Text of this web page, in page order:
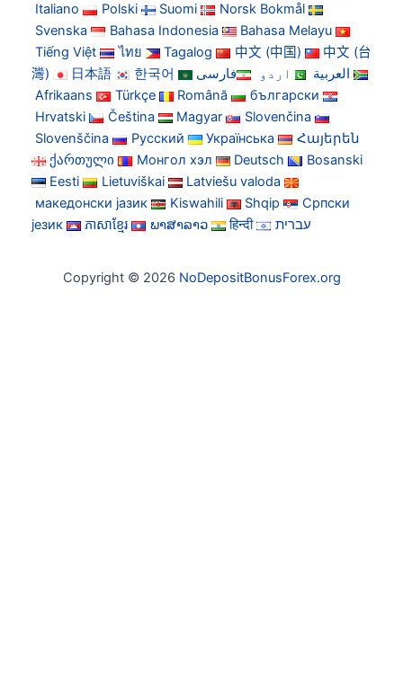
Italiano
Polski Suomi
Norsk Bokmål
Svenska
Bahasa Indonesia
Bahasa Melayu
Tiếng Việt
ไทย Tagalog 中文 (中国)
中文 (台
灣)
日本語 한국어 العربية اردو
فارسی
Afrikaans
Türkçe Română
български
Hrvatski
Čeština Magyar
Slovenčina
Slovenščina
Русский Українська
Հայերեն
ქართული
Монгол хэл Deutsch
Bosanski
Eesti
Lietuviškai
Latviešu valoda
македонски јазик
Kiswahili Shqip
Српски
језик
ភាសាខ្មែរ ພາສາລາວ हिन्दी עברית
Copyright © 2026 NoDepositBonusForex.org